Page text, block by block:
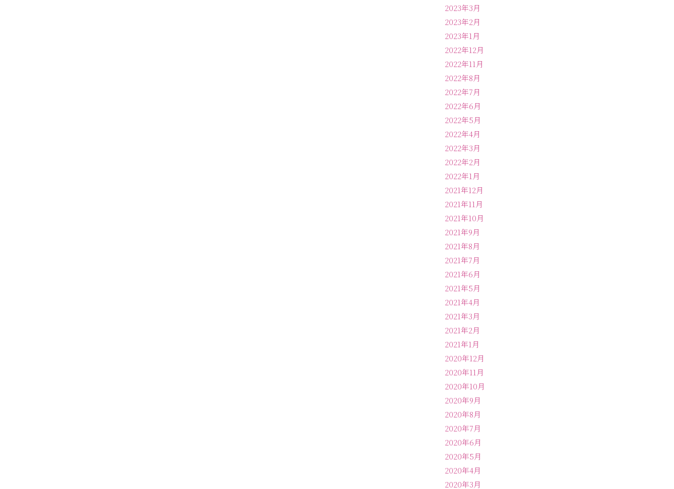
2023年3月
2023年2月
2023年1月
2022年12月
2022年11月
2022年8月
2022年7月
2022年6月
2022年5月
2022年4月
2022年3月
2022年2月
2022年1月
2021年12月
2021年11月
2021年10月
2021年9月
2021年8月
2021年7月
2021年6月
2021年5月
2021年4月
2021年3月
2021年2月
2021年1月
2020年12月
2020年11月
2020年10月
2020年9月
2020年8月
2020年7月
2020年6月
2020年5月
2020年4月
2020年3月